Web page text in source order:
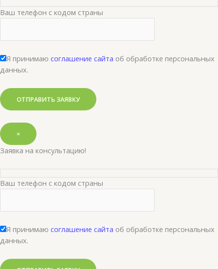
Ваш телефон с кодом страны
Я принимаю соглашение сайта об обработке персональных
данных.
×
Заявка на консультацию!
Ваш телефон с кодом страны
Я принимаю соглашение сайта об обработке персональных
данных.